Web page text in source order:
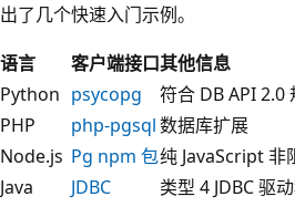
出了几个快速入门示例。
语言
客户端接口其他信息
Python psycopg 符合 DB API 2.0
PHP
php-pgsql数据库扩展
Node.js Pg npm 包纯 JavaScript 非
Java
JDBC 类型 4 JDBC 驱